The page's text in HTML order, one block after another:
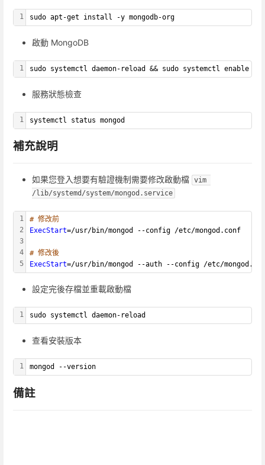
1 sudo apt-get install -y mongodb-org
啟動 MongoDB
1 sudo systemctl daemon-reload && sudo systemctl enable --
服務狀態檢查
1 systemctl status mongod
補充說明
如果您登入想要有驗證機制需要修改啟動檔 vim
/lib/systemd/system/mongod.service
1
2
3
4
5
# 修改前
ExecStart=/usr/bin/mongod --config /etc/mongod.conf
# 修改後
ExecStart=/usr/bin/mongod --auth --config /etc/
設定完後存檔並重載啟動檔
1 sudo systemctl daemon-reload
查看安裝版本
1 mongod --version
備註